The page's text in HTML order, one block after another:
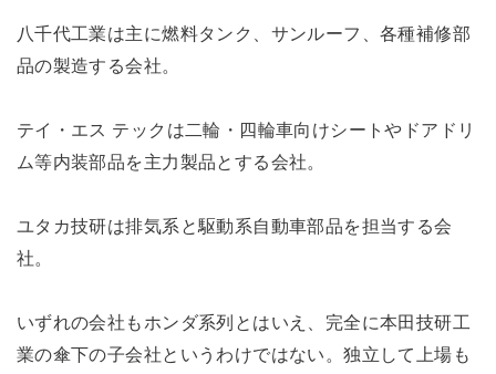
八千代工業は主に燃料タンク、サンルーフ、各種補修部
品の製造する会社。
テイ・エス テックは二輪・四輪車向けシートやドアドリ
ム等内装部品を主力製品とする会社。
ユタカ技研は排気系と駆動系自動車部品を担当する会
社。
いずれの会社もホンダ系列とはいえ、完全に本田技研工
業の傘下の子会社というわけではない。独立して上場も